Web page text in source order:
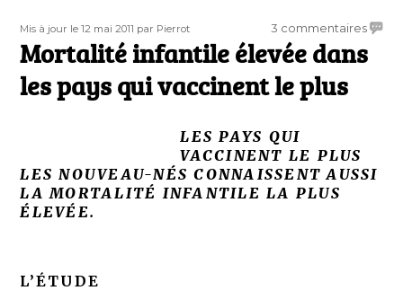
Publié
le
Mis à jour le 12 mai 2011 Auteur
par Pierrot 3 commentairessur
Mortalité infantile élevée dans
les pays qui vaccinent le plus
LES PAYS QUI
VACCINENT LE PLUS
LES NOUVEAU-NÉS CONNAISSENT AUSSI
LA MORTALITÉ INFANTILE LA PLUS
ÉLEVÉE.
L’ÉTUDE